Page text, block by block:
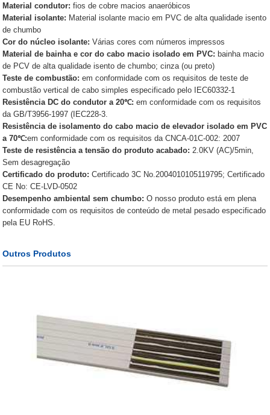
Material condutor: fios de cobre macios anaeróbicos
Material isolante: Material isolante macio em PVC de alta qualidade isento
de chumbo
Cor do núcleo isolante: Várias cores com números impressos
Material de bainha e cor do cabo macio isolado em PVC: bainha macio
de PCV de alta qualidade isento de chumbo; cinza (ou preto)
Teste de combustão: em conformidade com os requisitos de teste de
combustão vertical de cabo simples especificado pelo IEC60332-1
Resistência DC do condutor a 20℃: em conformidade com os requisitos
da GB/T3956-1997 (IEC228-3.
Resistência de isolamento do cabo macio de elevador isolado em PVC
a 70℃:em conformidade com os requisitos da CNCA-01C-002: 2007
Teste de resistência a tensão do produto acabado:2.0KV (AC)/5min,
Sem desagregação
Certificado do produto: Certificado 3C No.2004010105119795; Certificado
CE No: CE-LVD-0502
Desempenho ambiental sem chumbo: O nosso produto está em plena
conformidade com os requisitos de conteúdo de metal pesado especificado
pela EU RoHS.
Outros Produtos